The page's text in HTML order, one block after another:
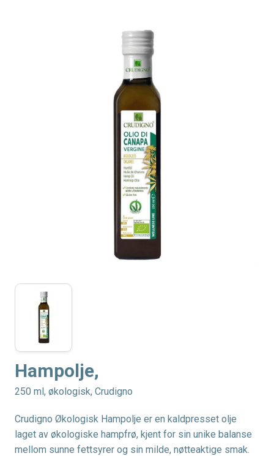
Hampolje,
250 ml, økologisk, Crudigno
Crudigno Økologisk Hampolje er en kaldpresset olje
laget av økologiske hampfrø, kjent for sin unike balanse
mellom sunne fettsyrer og sin milde, nøtteaktige smak.